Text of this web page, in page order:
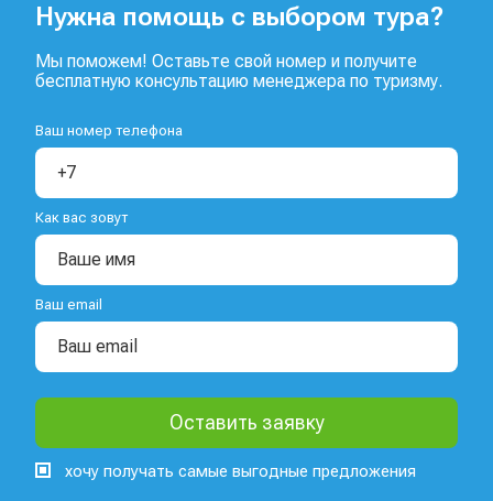
Нужна помощь с выбором тура?
Мы поможем! Оставьте свой номер и получите
бесплатную консультацию менеджера по туризму.
Ваш номер телефона
Как вас зовут
Ваш email
хочу получать самые выгодные предложения